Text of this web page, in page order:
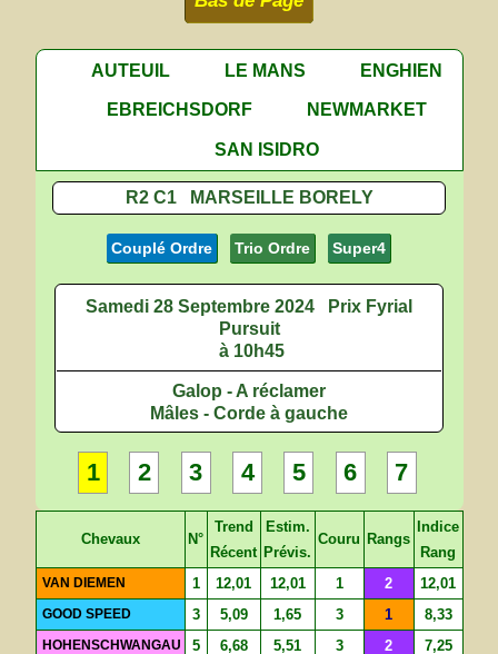
AUTEUIL LE MANS
ENGHIEN
EBREICHSDORF
NEWMARKET
SAN ISIDRO
R2 C1 MARSEILLE BORELY
Couplé Ordre Trio Ordre Super4
Samedi 28 Septembre 2024
Prix Fyrial
Pursuit
à 10h45
Galop - A réclamer
Mâles - Corde à gauche
1 2 3 4 5 6 7
Chevaux N°
Trend
Récent
Estim.
Prévis.
Couru Rangs
Indice
Rang
VAN DIEMEN 1 12,01 12,01 1 2 12,01
GOOD SPEED 3 5,09 1,65 3 1 8,33
HOHENSCHWANGAU 5 6,68 5,51 3 2 7,25